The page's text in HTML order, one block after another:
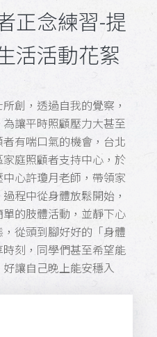
正念練習-提
活活動花絮
創，透過自我的覺察，
讓平時照顧壓力大甚至
有喘口氣的機會，台北
庭照顧者支持中心，於
心許瓊月老師，帶領家
程中從身體放鬆開始，
的肢體活動，並靜下心
從頭到腳好好的「身體
刻，同學們甚至希望能
讓自己晚上能安穩入